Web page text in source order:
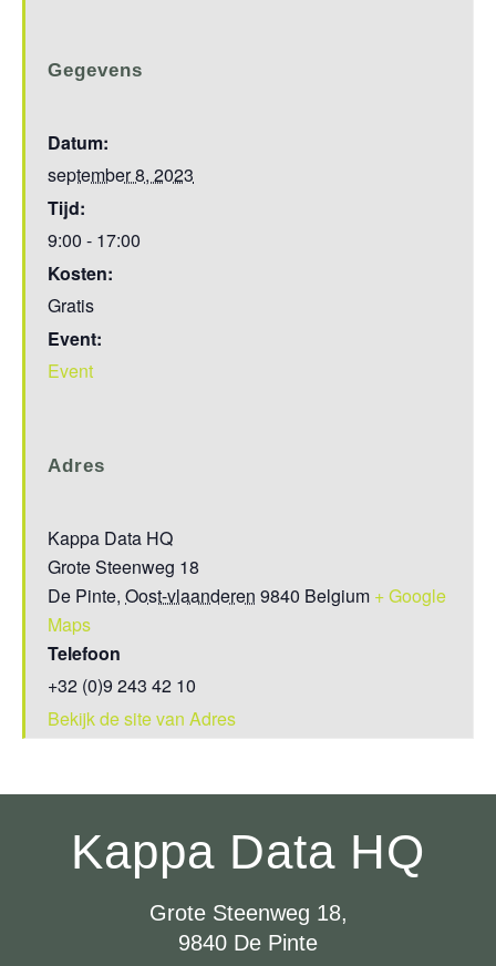
Gegevens
Datum:
september 8, 2023
Tijd:
9:00 - 17:00
Kosten:
Gratis
Event:
Event
Adres
Kappa Data HQ
Grote Steenweg 18
De Pinte, Oost-vlaanderen 9840 Belgium + Google
Maps
Telefoon
+32 (0)9 243 42 10
Bekijk de site van Adres
Kappa Data HQ
Grote Steenweg 18,
9840 De Pinte